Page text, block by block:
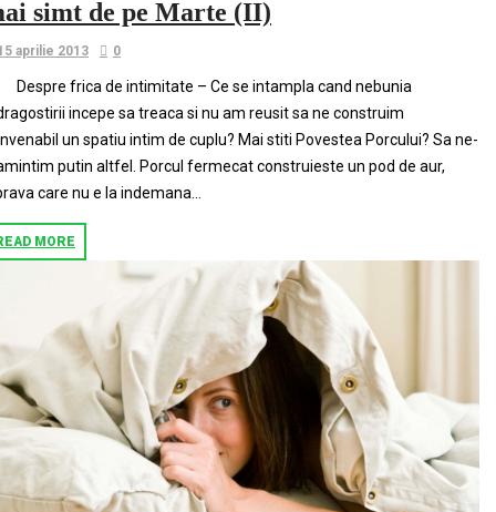
simt de pe Marte (II)
aprilie 2013 0
frica de intimitate – Ce se intampla cand nebunia
incepe sa treaca si nu am reusit sa ne construim
un spatiu intim de cuplu? Mai stiti Povestea Porcului? Sa ne-
putin altfel. Porcul fermecat construieste un pod de aur,
care nu e la indemana...
MORE